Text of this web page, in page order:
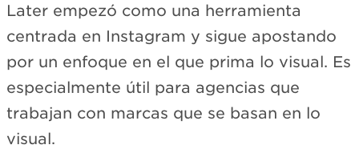
Later empezó como una herramienta
centrada en Instagram y sigue apostando
por un enfoque en el que prima lo visual. Es
especialmente útil para agencias que
trabajan con marcas que se basan en lo
visual.